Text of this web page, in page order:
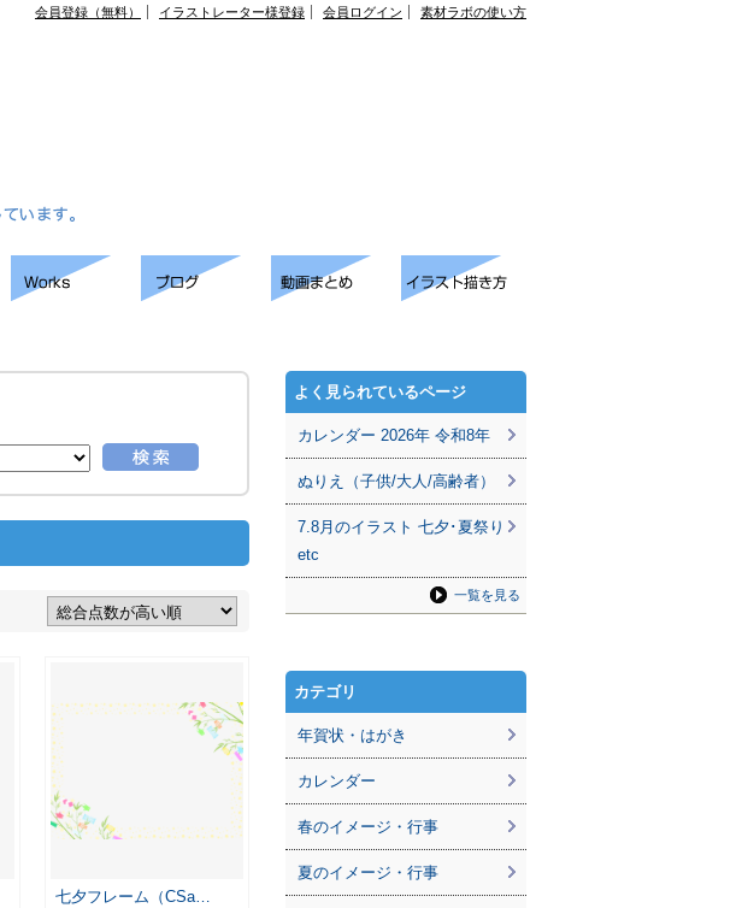
会員登録（無料） イラストレーター様登録 会員ログイン 素材ラボの使い方
七夕フレーム（CSa…
よく見られているページ
カレンダー 2026年 令和8年
ぬりえ（子供/大人/高齢者）
7.8月のイラスト 七夕･夏祭り
etc
一覧を見る
カテゴリ
年賀状・はがき
カレンダー
春のイメージ・行事
夏のイメージ・行事